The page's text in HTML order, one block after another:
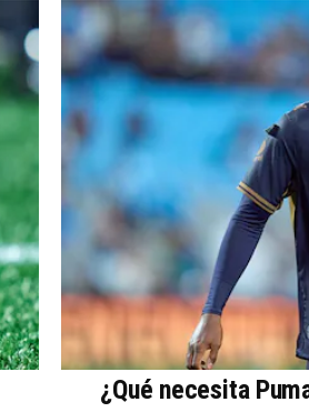
¿Qué necesita